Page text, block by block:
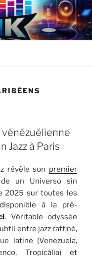
vénézuélienne
Jazz à Paris
révèle son premier
un Universo sin
2025 sur toutes les
à la pré-
. Véritable odyssée
entre jazz raffiné,
latine (Venezuela,
Tropicália) et